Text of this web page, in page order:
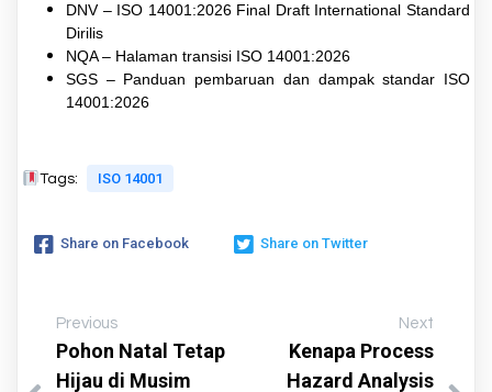
DNV – ISO 14001:2026 Final Draft International Standard
Dirilis
NQA – Halaman transisi ISO 14001:2026
SGS – Panduan pembaruan dan dampak standar ISO
14001:2026
Tags: ISO 14001
Share on Facebook Share on Twitter
Previous
Pohon Natal Tetap
Hijau di Musim
Next
Kenapa Process
Hazard Analysis